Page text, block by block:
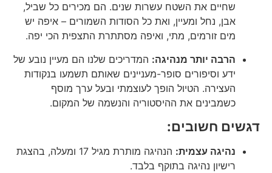
שחיים את השטח עשרות שנים. הם מכירים כל שביל,
אבן, נחל ומעיין, ואת כל הסודות השמורים – איפה יש
מים זורמים, מתי, ואיפה מסתתרת התצפית הכי יפה.
הרבה יותר מנהיגה: המדריכים שלנו הם מעיין נובע של
ידע וסיפורים סופר-מעניינים שאותם תשמעו בנקודות
העצירה. הטיול הופך לעוצמתי ובעל ערך מוסף
כשמבינים את ההיסטוריה והנשמה של המקום.
דגשים חשובים:
נהיגה עצמית:
הנהיגה מותרת מגיל 17 ומעלה, בהצגת
רישיון נהיגה בתוקף בלבד.